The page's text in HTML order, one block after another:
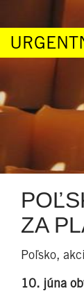
ZA
Poľsko,
10. júna